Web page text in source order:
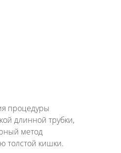
процедуры
длинной трубки,
метод
толстой кишки.